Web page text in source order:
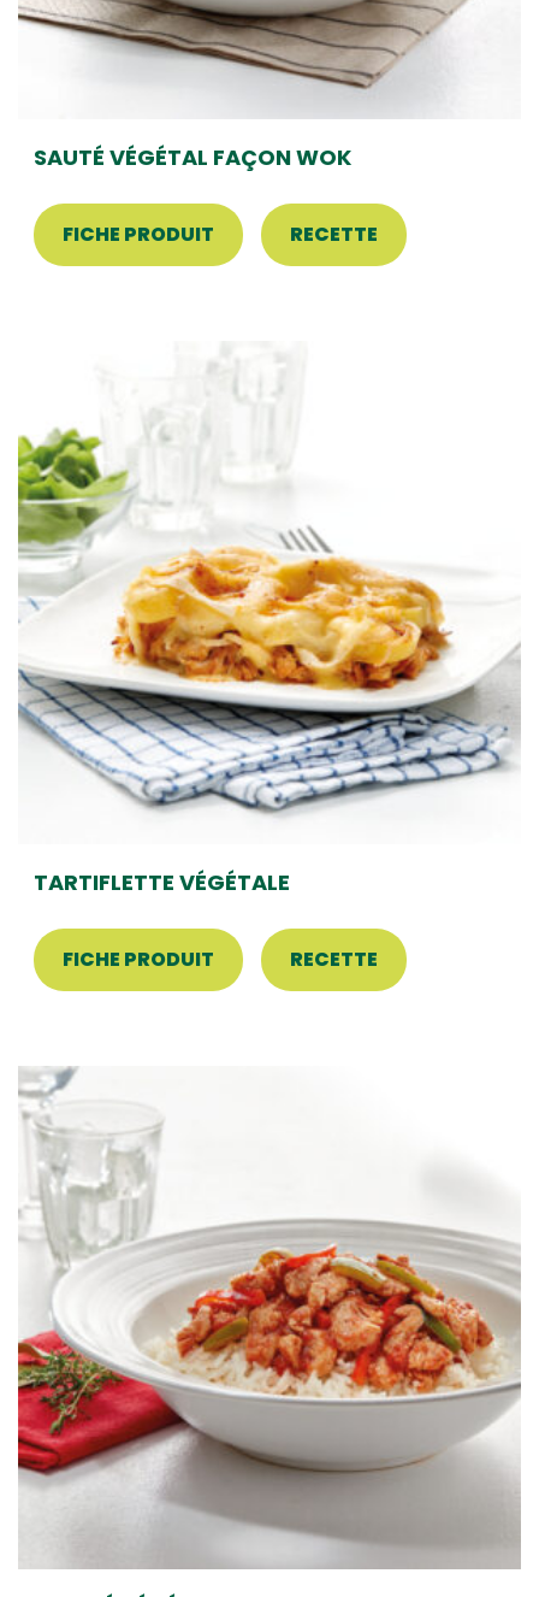
SAUTÉ VÉGÉTAL FAÇON WOK
FICHE PRODUIT RECETTE
TARTIFLETTE VÉGÉTALE
FICHE PRODUIT RECETTE